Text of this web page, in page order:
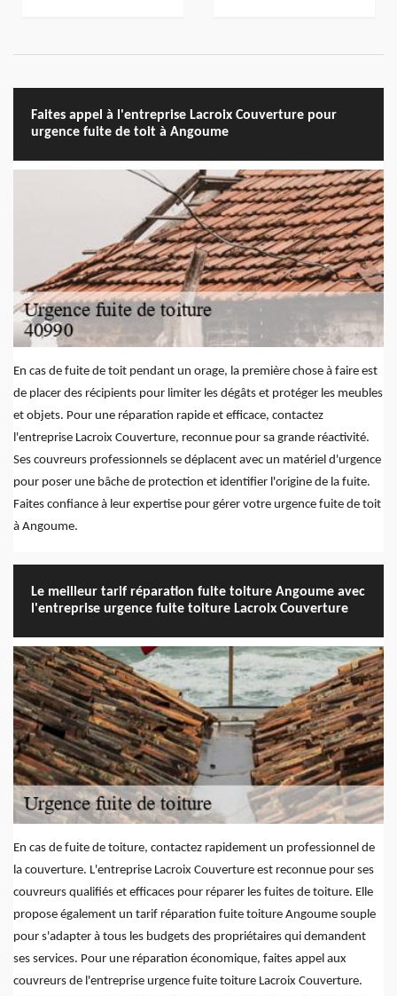
Faites appel à l'entreprise Lacroix Couverture pour
urgence fuite de toit à Angoume
En cas de fuite de toit pendant un orage, la première chose à faire est
de placer des récipients pour limiter les dégâts et protéger les meubles
et objets. Pour une réparation rapide et efficace, contactez
l'entreprise Lacroix Couverture, reconnue pour sa grande réactivité.
Ses couvreurs professionnels se déplacent avec un matériel d'urgence
pour poser une bâche de protection et identifier l'origine de la fuite.
Faites confiance à leur expertise pour gérer votre urgence fuite de toit
à Angoume.
Le meilleur tarif réparation fuite toiture Angoume avec
l'entreprise urgence fuite toiture Lacroix Couverture
En cas de fuite de toiture, contactez rapidement un professionnel de
la couverture. L'entreprise Lacroix Couverture est reconnue pour ses
couvreurs qualifiés et efficaces pour réparer les fuites de toiture. Elle
propose également un tarif réparation fuite toiture Angoume souple
pour s'adapter à tous les budgets des propriétaires qui demandent
ses services. Pour une réparation économique, faites appel aux
couvreurs de l'entreprise urgence fuite toiture Lacroix Couverture.